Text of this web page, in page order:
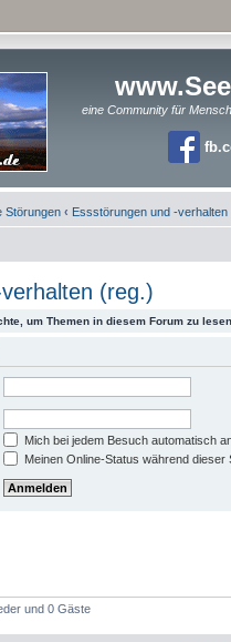
eine Community für
Störungen ‹ Essstörungen und -verhalten
(reg.)
um Themen in diesem Forum zu
Mich bei jedem Besuch automatisch
Meinen Online-Status während dieser
und 0 Gäste